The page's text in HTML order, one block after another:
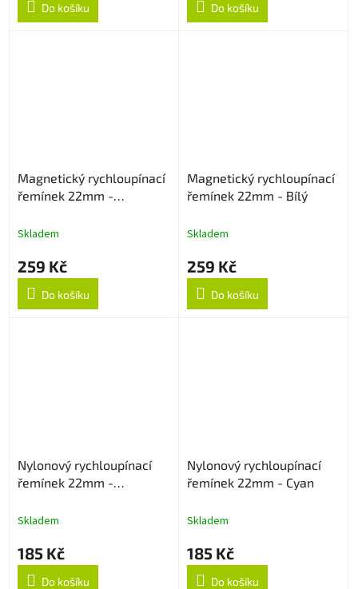
Do košíku Do košíku
Magnetický rychloupínací
řemínek 22mm -
Skladem
259 Kč
Do košíku
Magnetický rychloupínací
řemínek 22mm - Bílý
Skladem
259 Kč
Do košíku
Nylonový rychloupínací
řemínek 22mm -
Skladem
185 Kč
Do košíku
Nylonový rychloupínací
řemínek 22mm - Cyan
Skladem
185 Kč
Do košíku